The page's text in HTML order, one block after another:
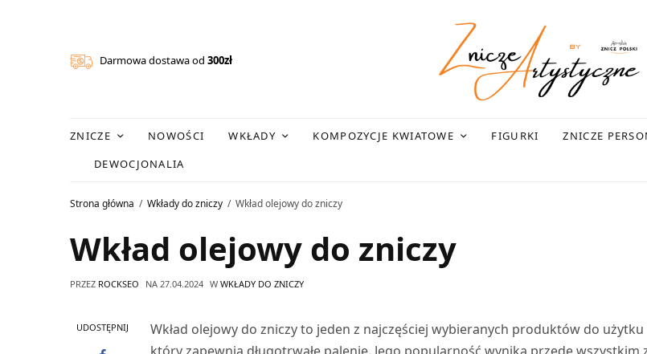
Darmowa dostawa od300zł
ZNICZE NOWOŚCI WKŁADY KOMPOZYCJE KWIATOWE FIGURKI ZNICZE
DEWOCJONALIA
Strona główna Wkłady do zniczy Wkład olejowy do zniczy
Wkład olejowy do zniczy
PRZEZ ROCKSEO NA 27.04.2024 W WKŁADY DO ZNICZY
UDOSTĘPNIJ
Wkład olejowy do zniczy to jeden z najczęściej wybieranych produktów do